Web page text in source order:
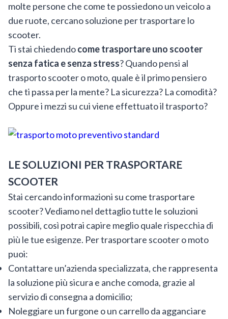
molte persone che come te possiedono un veicolo a
due ruote, cercano soluzione per trasportare lo
scooter.
Ti stai chiedendocome trasportare uno scooter
senza fatica e senza stress? Quando pensi al
trasporto scooter o moto, quale è il primo pensiero
che ti passa per la mente? La sicurezza? La comodità?
Oppure i mezzi su cui viene effettuato il trasporto?
LE SOLUZIONI PER TRASPORTARE
SCOOTER
Stai cercando informazioni su come trasportare
scooter? Vediamo nel dettaglio tutte le soluzioni
possibili, così potrai capire meglio quale rispecchia di
più le tue esigenze. Per trasportare scooter o moto
puoi:
Contattare un’azienda specializzata, che rappresenta
la soluzione più sicura e anche comoda, grazie al
servizio di consegna a domicilio;
Noleggiare un furgone o un carrello da agganciare